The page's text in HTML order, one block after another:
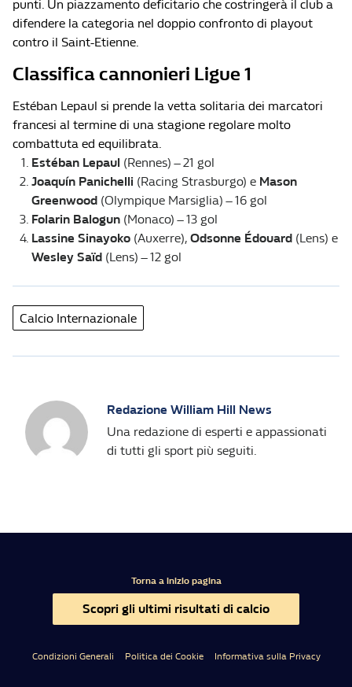
punti. Un piazzamento deficitario che costringerà il club a
difendere la categoria nel doppio confronto di playout
contro il Saint-Etienne.
Classifica cannonieri Ligue 1
Estéban Lepaul si prende la vetta solitaria dei marcatori
francesi al termine di una stagione regolare molto
combattuta ed equilibrata.
Estéban Lepaul (Rennes) – 21 gol
Joaquín Panichelli (Racing Strasburgo) e Mason
Greenwood (Olympique Marsiglia) – 16 gol
Folarin Balogun (Monaco) – 13 gol
Lassine Sinayoko (Auxerre), Odsonne Édouard (Lens) e
Wesley Saïd (Lens) – 12 gol
Calcio Internazionale
Redazione William Hill News
Una redazione di esperti e appassionati
di tutti gli sport più seguiti.
Torna a inizio pagina
Scopri gli ultimi risultati di calcio
Condizioni Generali Politica dei Cookie Informativa sulla Privacy